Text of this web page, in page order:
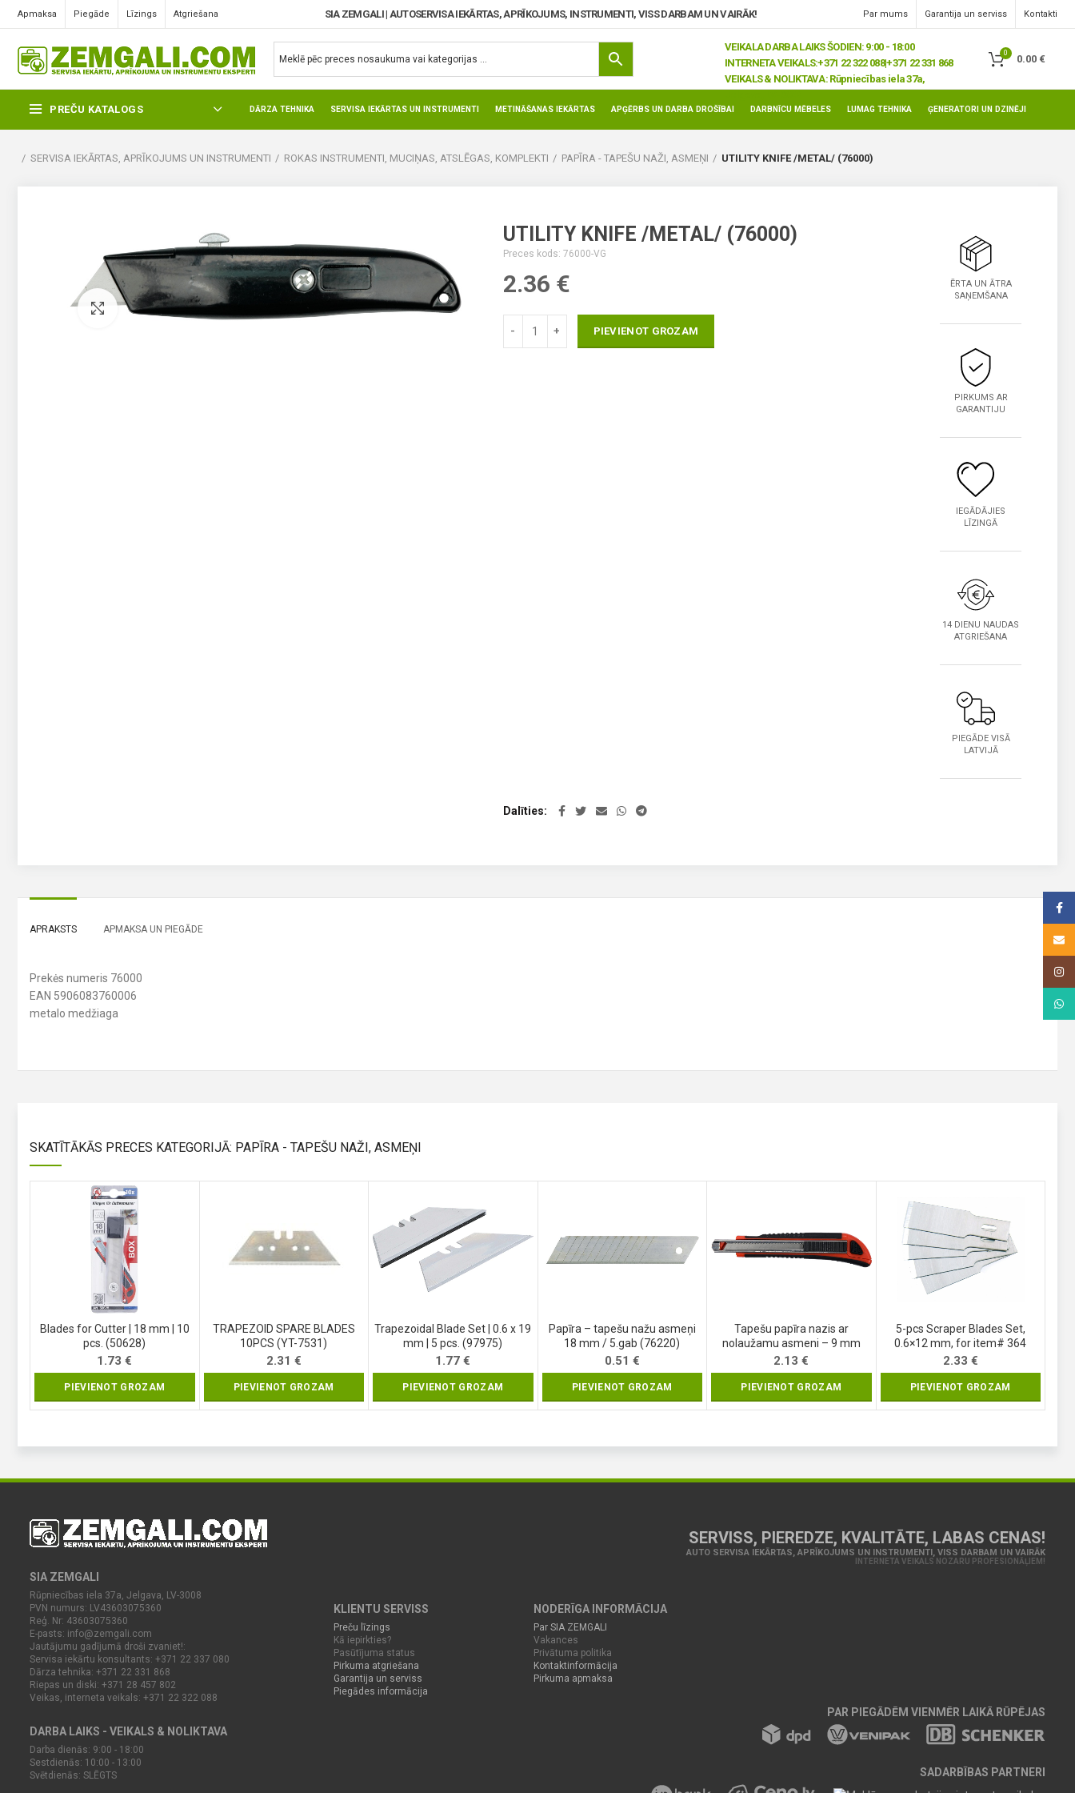
Apmaksa Piegāde Līzings Atgriešana SIA ZEMGALI | AUTOSERVISA IEKĀRTAS, APRĪKOJUMS, INSTRUMENTI, VISS DARBAM UN VAIRĀK! Par mums Garantija un serviss Kontakti
VEIKALA DARBA LAIKS ŠODIEN: 9:00 - 18:00
INTERNETA VEIKALS:+371 22 322 088|+371 22 331 868
VEIKALS & NOLIKTAVA: Rūpniecības iela 37a,
0
0.00 €
PREČU KATALOGS DĀRZA TEHNIKA SERVISA IEKĀRTAS UN INSTRUMENTI METINĀŠANAS IEKĀRTAS APĢĒRBS UN DARBA DROŠĪBAI DARBNĪCU MĒBELES LUMAG TEHNIKA ĢENERATORI UN DZINĒJI
SERVISA IEKĀRTAS, APRĪKOJUMS UN INSTRUMENTI ROKAS INSTRUMENTI, MUCIŅAS, ATSLĒGAS, KOMPLEKTI PAPĪRA - TAPEŠU NAŽI, ASMEŅI UTILITY KNIFE /METAL/ (76000)
Pietuvināt
UTILITY KNIFE /METAL/ (76000)
Preces kods: 76000-VG
2.36 €
PIEVIENOT GROZAM
Dalīties
ĒRTA UN ĀTRA
SAŅEMŠANA
PIRKUMS AR
GARANTIJU
IEGĀDĀJIES
LĪZINGĀ
14 DIENU NAUDAS
ATGRIEŠANA
PIEGĀDE VISĀ
LATVIJĀ
APRAKSTS APMAKSA UN PIEGĀDE
Prekės numeris 76000
EAN 5906083760006
metalo medžiaga
SKATĪTĀKĀS PRECES KATEGORIJĀ: PAPĪRA - TAPEŠU NAŽI, ASMEŅI
Blades for Cutter | 18 mm | 10
pcs. (50628)
1.73€
PIEVIENOT GROZAM
TRAPEZOID SPARE BLADES
10PCS (YT-7531)
2.31 €
PIEVIENOT GROZAM
Trapezoidal Blade Set | 0.6 x 19
mm | 5 pcs. (97975)
1.77€
PIEVIENOT GROZAM
Papīra – tapešu nažu asmeņi
18 mm / 5.gab (76220)
0.51 €
PIEVIENOT GROZAM
Tapešu papīra nazis ar
nolaužamu asmeni – 9 mm
(YT-75001)
2.13€
PIEVIENOT GROZAM
5-pcs Scraper Blades Set,
0.6×12 mm, for item# 364
(364-12)
2.33 €
PIEVIENOT GROZAM
SIA ZEMGALI
Rūpniecības iela 37a, Jelgava, LV-3008
PVN numurs: LV43603075360
Reģ. Nr: 43603075360
E-pasts: info@zemgali.com
Jautājumu gadījumā droši zvaniet!:
Servisa iekārtu konsultants: +371 22 337 080
Dārza tehnika: +371 22 331 868
Riepas un diski: +371 28 457 802
Veikas, interneta veikals: +371 22 322 088
DARBA LAIKS - VEIKALS & NOLIKTAVA
Darba dienās: 9:00 - 18:00
Sestdienās: 10:00 - 13:00
Svētdienās: SLĒGTS
SERVISS, PIEREDZE, KVALITĀTE, LABAS CENAS!
AUTO SERVISA IEKĀRTAS, APRĪKOJUMS UN INSTRUMENTI, VISS DARBAM UN VAIRĀK
INTERNETA VEIKALS NOZARU PROFESIONĀĻIEM!
KLIENTU SERVISS
Preču līzings
Kā iepirkties?
Pasūtījuma status
Pirkuma atgriešana
Garantija un serviss
Piegādes informācija
NODERĪGA INFORMĀCIJA
Par SIA ZEMGALI
Vakances
Privātuma politika
Kontaktinformācija
Pirkuma apmaksa
PAR PIEGĀDĒM VIENMĒR LAIKĀ RŪPĒJAS
SADARBĪBAS PARTNERI
Email